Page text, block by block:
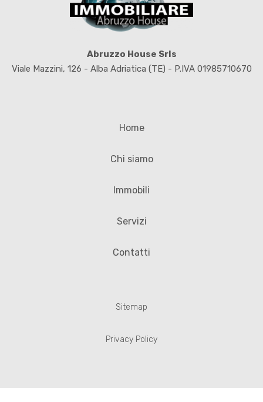
Abruzzo House Srls
Viale Mazzini, 126 - Alba Adriatica (TE) - P.IVA 01985710670
Home
Chi siamo
Immobili
Servizi
Contatti
Sitemap
Privacy Policy